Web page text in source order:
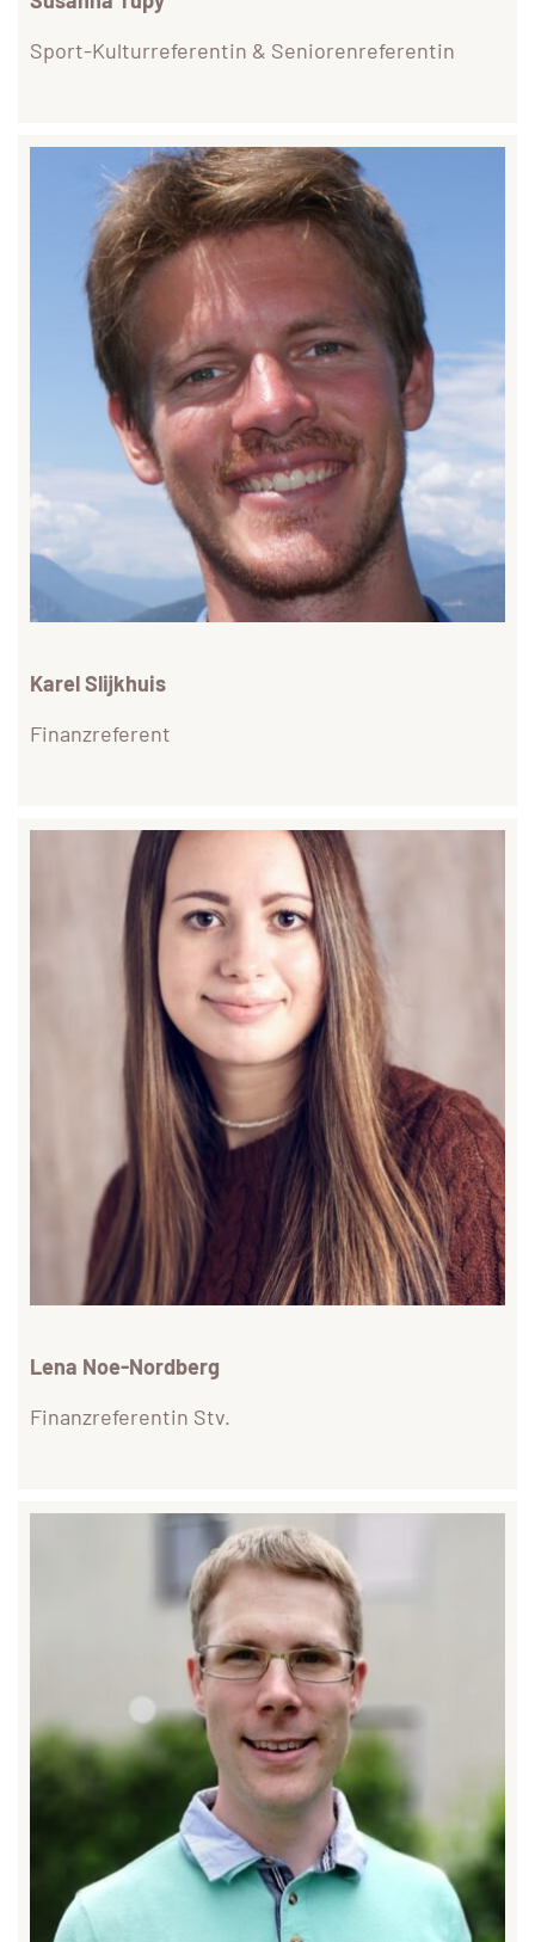
Sport-Kulturreferentin & Seniorenreferentin
Karel Slijkhuis
Finanzreferent
Lena Noe-Nordberg
Finanzreferentin Stv.